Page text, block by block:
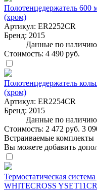
Полотенцедержатель
(хром)
Артикул: ER2252CR
Бренд: 2015
Данные по наличию
Стоимость: 4 490 руб.
Полотенцедержатель
(хром)
Артикул: ER2254CR
Бренд: 2015
Данные по наличию
Стоимость: 2 472 руб. 3
Встраиваемые комплекты
Вы можете добавить
Термостатическая
WHITECROSS